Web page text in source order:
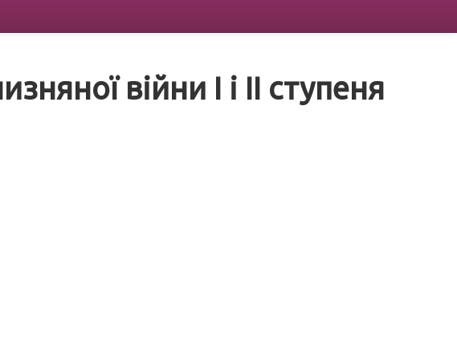
війни I і II ступеня